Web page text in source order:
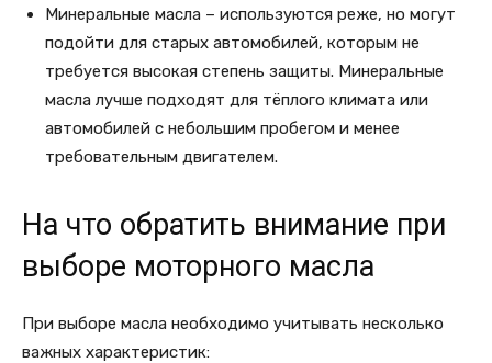
Минеральные масла – используются реже, но могут
подойти для старых автомобилей, которым не
требуется высокая степень защиты. Минеральные
масла лучше подходят для тёплого климата или
автомобилей с небольшим пробегом и менее
требовательным двигателем.
На что обратить внимание при
выборе моторного масла
При выборе масла необходимо учитывать несколько
важных характеристик: